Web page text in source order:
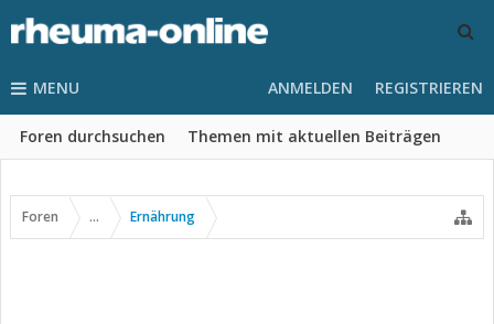
MENU
Foren durchsuchen Themen mit aktuellen Beiträgen
ANMELDEN REGISTRIEREN
Foren ... Ernährung